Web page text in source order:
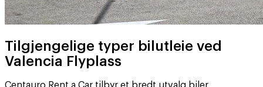
Tilgjengelige typer bilutleie ved
Valencia Flyplass